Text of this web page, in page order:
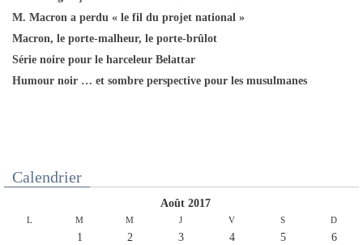
M. Macron a perdu « le fil du projet national »
Macron, le porte-malheur, le porte-brûlot
Série noire pour le harceleur Belattar
Humour noir … et sombre perspective pour les musulmanes
Calendrier
août 2017
L M M J V S D
1 2 3 4 5
6